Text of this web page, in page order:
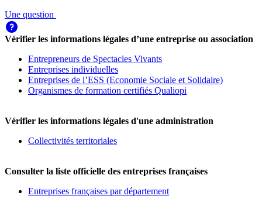
Une question
Vérifier les informations légales d’une entreprise ou association
Entrepreneurs de Spectacles Vivants
Entreprises individuelles
Entreprises de l’ESS (Economie Sociale et Solidaire)
Organismes de formation certifiés Qualiopi
Vérifier les informations légales d'une administration
Collectivités territoriales
Consulter la liste officielle des entreprises françaises
Entreprises françaises par département